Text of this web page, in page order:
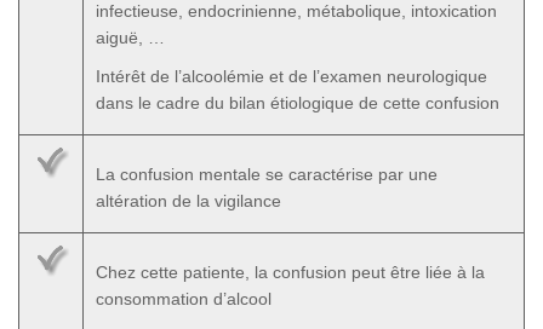
infectieuse, endocrinienne, métabolique, intoxication
aiguë, …
Intérêt de l’alcoolémie et de l’examen neurologique
dans le cadre du bilan étiologique de cette confusion
La confusion mentale se caractérise par une
altération de la vigilance
Chez cette patiente, la confusion peut être liée à la
consommation d’alcool